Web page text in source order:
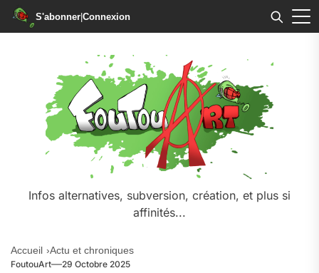
S'abonner|Connexion
Infos alternatives, subversion, création, et plus si
affinités...
Accueil Actu et chroniques
FoutouArt 29 Octobre 2025